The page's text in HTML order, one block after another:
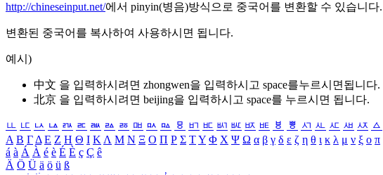
http://chineseinput.net/에서 pinyin(병음)방식으로 중국어를 변환할 수 있습니다.
변환된 중국어를 복사하여 사용하시면 됩니다.
예시)
中文 을 입력하시려면 zhongwen을 입력하시고 space를누르시면됩니다.
北京 을 입력하시려면 beijing을 입력하시고 space를 누르시면 됩니다.
ㅥ ㅦ ㅧ ㅨ ㅩ ㅪ ㅫ ㅬ ㅭ ㅮ ㅯ ㅰ ㅱ ㅲ ㅳ ㅴ ㅵ ㅶ ㅷ ㅸ ㅹ ㅺ ㅻ ㅼ ㅽ ㅾ ㅿ
Α Β ΓΔ Ε Ζ Η Θ Ι ΚΛ Μ Ν Ξ Ο Π Ρ Σ ΤΥ Φ Χ Ψ Ω α β γ δ ε ζ η θ ι κ λ μ ν ξ ο π
á à Á À é è É È ç Ç ê
Ä Ö Ü ä ö ü ß